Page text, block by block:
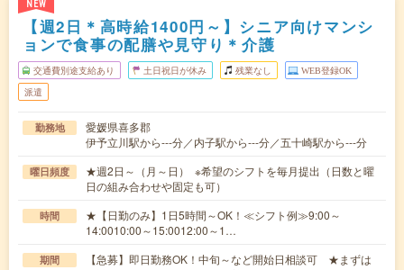
NEW
【週2日＊高時給1400円～】シニア向けマンシ
ョンで食事の配膳や見守り＊介護
交通費別途支給あり 土日祝日が休み 残業なし WEB登録OK
派遣
勤務地
愛媛県喜多郡
伊予立川駅から---分／内子駅から---分／五十崎駅から---分
曜日頻度
★週2日～（月～日） ※希望のシフトを毎月提出（日数と曜
日の組み合わせや固定も可）
時間
★【日勤のみ】1日5時間～OK！≪シフト例≫9:00～
14:0010:00～15:0012:00～1…
期間
【急募】即日勤務OK！中旬～など開始日相談可 ★まずは